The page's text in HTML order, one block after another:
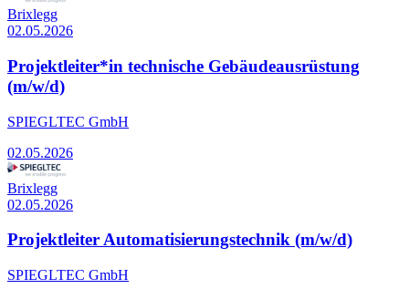
Brixlegg
02.05.2026
Projektleiter*in technische Gebäudeausrüstung
(m/w/d)
SPIEGLTEC GmbH
02.05.2026
Brixlegg
02.05.2026
Projektleiter Automatisierungstechnik (m/w/d)
SPIEGLTEC GmbH